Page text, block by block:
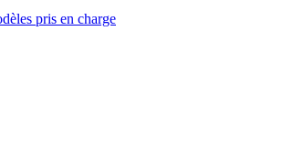
pris en charge